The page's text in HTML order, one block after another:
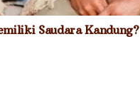
Saudara Kandung?